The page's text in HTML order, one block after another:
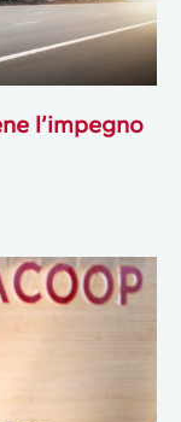
l’impegno